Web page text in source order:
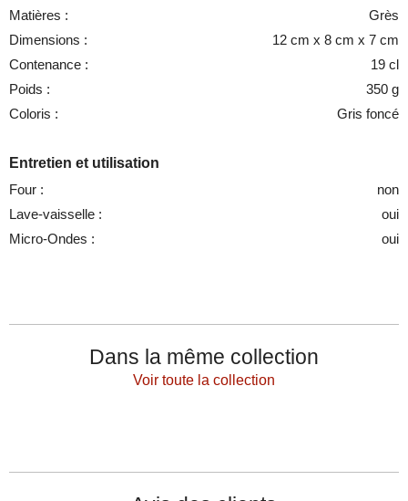
Matières :
Grès
Dimensions :
12 cm x 8 cm x 7 cm
Contenance :
19 cl
Poids :
350 g
Coloris :
Gris foncé
Entretien et utilisation
Four :
non
Lave-vaisselle :
oui
Micro-Ondes :
oui
Dans la même collection
Voir toute la collection